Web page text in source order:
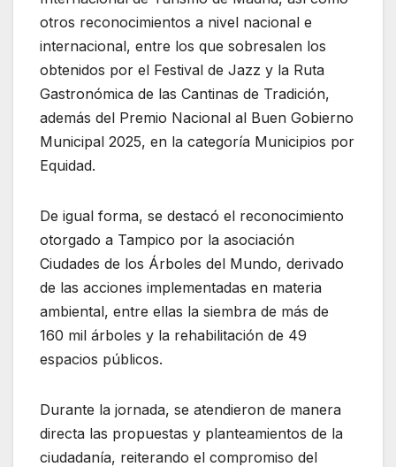
otros reconocimientos a nivel nacional e
internacional, entre los que sobresalen los
obtenidos por el Festival de Jazz y la Ruta
Gastronómica de las Cantinas de Tradición,
además del Premio Nacional al Buen Gobierno
Municipal 2025, en la categoría Municipios por
Equidad.
De igual forma, se destacó el reconocimiento
otorgado a Tampico por la asociación
Ciudades de los Árboles del Mundo, derivado
de las acciones implementadas en materia
ambiental, entre ellas la siembra de más de
160 mil árboles y la rehabilitación de 49
espacios públicos.
Durante la jornada, se atendieron de manera
directa las propuestas y planteamientos de la
ciudadanía, reiterando el compromiso del